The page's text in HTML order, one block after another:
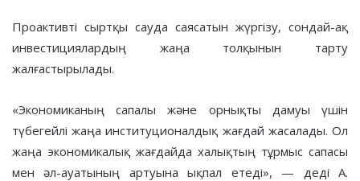
Проактивті сыртқы сауда саясатын жүргізу, сондай-ақ
инвестициялардың жаңа толқынын тарту
жалғастырылады.
«Экономиканың сапалы және орнықты дамуы үшін
түбегейлі жаңа институционалдық жағдай жасалады. Ол
жаңа экономикалық жағдайда халықтың тұрмыс сапасы
мен әл-ауатының артуына ықпал етеді», — деді А.